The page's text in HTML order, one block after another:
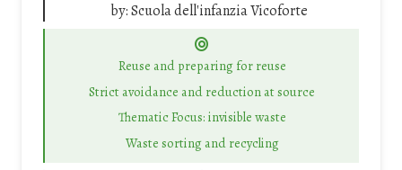
by:Scuola dell'infanzia Vicoforte
Reuse and preparing for reuse
Strict avoidance and reduction at source
Thematic Focus: invisible waste
Waste sorting and recycling